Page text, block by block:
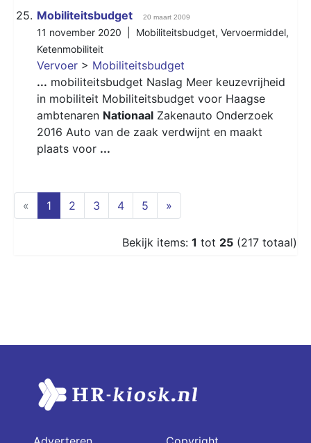
25. Mobiliteitsbudget 20 maart 2009
11 november 2020 | Mobiliteitsbudget, Vervoermiddel,
Ketenmobiliteit
Vervoer > Mobiliteitsbudget
... mobiliteitsbudget Naslag Meer keuzevrijheid
in mobiliteit Mobiliteitsbudget voor Haagse
ambtenaren Nationaal Zakenauto Onderzoek
2016 Auto van de zaak verdwijnt en maakt
plaats voor ...
« 1 (current)
2 3 4 5 »
Bekijk items: 1 tot 25 (217 totaal)